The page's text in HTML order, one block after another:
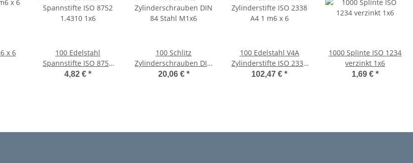
x 6
100 Edelstahl
Spannstifte ISO 8752
1.4310 1x6
4,82 € *
100 Schlitz
Zylinderschrauben DIN
84 Stahl M1x6
20,06 € *
100 Edelstahl V4A
Zylinderstifte ISO 2338
A4 1 m6 x 6
102,47 € *
1000 Splinte ISO 1234
verzinkt 1x6
1,69 € *